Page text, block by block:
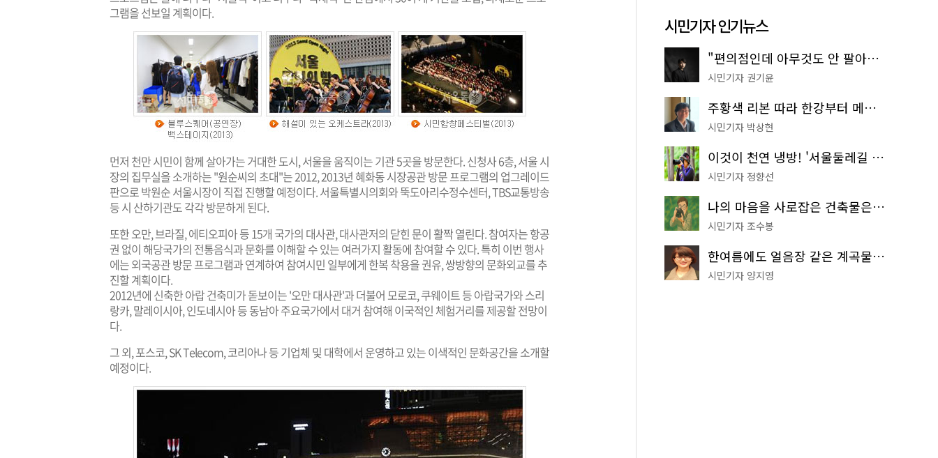
그램을 선보일 계획이다.
먼저 천만 시민이 함께 살아가는 거대한 도시, 서울을 움직이는 기관 5곳을 방문한다. 신청사 6층, 서울 시
장의 집무실을 소개하는 "원순씨의 초대"는 2012, 2013년 혜화동 시장공관 방문 프로그램의 업그레이드
판으로 박원순 서울시장이 직접 진행할 예정이다. 서울특별시의회와 뚝도아리수정수센터, TBS교통방송
등 시 산하기관도 각각 방문하게 된다.
또한 오만, 브라질, 에티오피아 등 15개 국가의 대사관, 대사관저의 닫힌 문이 활짝 열린다. 참여자는 항공
권 없이 해당국가의 전통음식과 문화를 이해할 수 있는 여러가지 활동에 참여할 수 있다. 특히 이번 행사
에는 외국공관 방문 프로그램과 연계하여 참여시민 일부에게 한복 착용을 권유, 쌍방향의 문화외교를 추
진할 계획이다.
2012년에 신축한 아랍 건축미가 돋보이는 '오만 대사관'과 더불어 모로코, 쿠웨이트 등 아랍국가와 스리
랑카, 말레이시아, 인도네시아 등 동남아 주요국가에서 대거 참여해 이국적인 체험거리를 제공할 전망이
다.
그 외, 포스코, SK Telecom, 코리아나 등 기업체 및 대학에서 운영하고 있는 이색적인 문화공간을 소개할
예정이다.
시민기자 인기뉴스
"편의점인데 아무것도 안 팔아요" 서울에서 가장 특별한 편의점의 정체
시민기자 권기윤
주황색 리본 따라 한강부터 메타세쿼이아 숲길까지…서울둘레길 15코스
시민기자 박상현
이것이 천연 냉방! '서울둘레길 9코스'로 숲속 피서 떠나볼까
시민기자 정향선
나의 마음을 사로잡은 건축물은? '서울시 건축상' 수상작 공개!
시민기자 조수봉
한여름에도 얼음장 같은 계곡물! 서울 '진관사 계곡'이 천국이네~
시민기자 양지영